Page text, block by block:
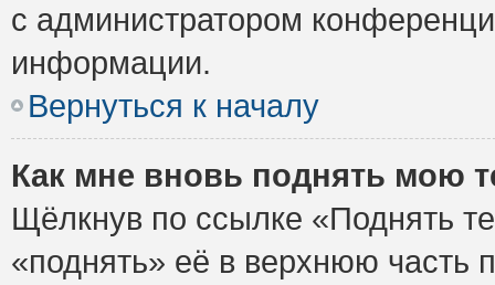
с администратором
информации.
Вернуться к началу
Как мне вновь поднять мою
Щёлкнув по ссылке «Поднять
«поднять» её в верхнюю часть